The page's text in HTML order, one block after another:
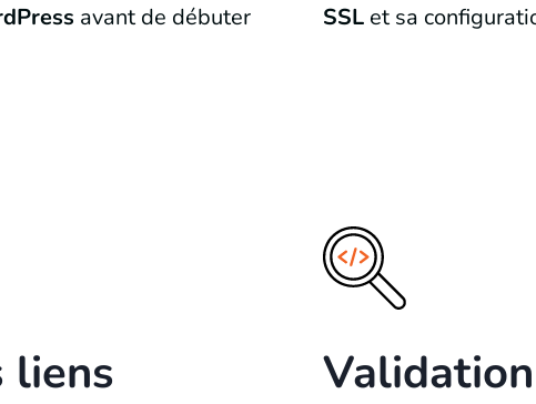
avant de débuter
SSL et sa
liens